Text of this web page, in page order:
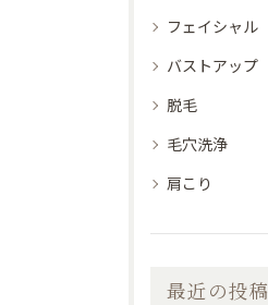
フェイシャル
バストアップ
脱毛
毛穴洗浄
肩こり
最近の投稿